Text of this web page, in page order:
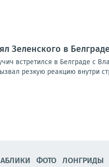
Зеленского в
встретился в Белграде с
резкую реакцию внутри
ФОТО ЛОНГРИДЫ